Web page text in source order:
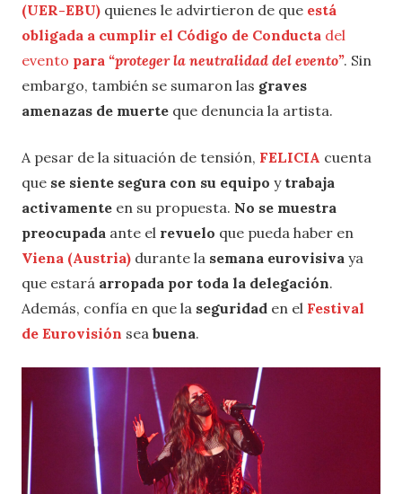
(UER-EBU) quienes le advirtieron de que está
obligada a cumplir el Código de Conducta del
evento para “proteger la neutralidad del evento”. Sin
embargo, también se sumaron las graves
amenazas de muerte que denuncia la artista.
A pesar de la situación de tensión, FELICIA cuenta
que se siente segura con su equipo y trabaja
activamente en su propuesta. No se muestra
preocupada ante el revuelo que pueda haber en
Viena (Austria) durante la semana eurovisiva ya
que estará arropada por toda la delegación.
Además, confía en que la seguridad en el Festival
de Eurovisión sea buena.